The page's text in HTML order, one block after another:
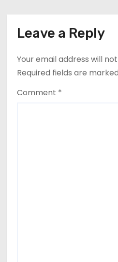
oLeave a Reply
Your email address will
Required fields are marked
Comment *